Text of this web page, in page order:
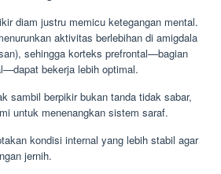
diam justru memicu ketegangan mental.
aktivitas berlebihan di amigdala
sehingga korteks prefrontal—bagian
bekerja lebih optimal.
sambil berpikir bukan tanda tidak sabar,
untuk menenangkan sistem saraf.
kondisi internal yang lebih stabil agar
jernih.